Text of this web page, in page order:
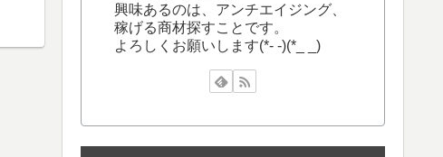
興味あるのは、アンチエイジング、
稼げる商材探すことです。
よろしくお願いします(*- -)(*_ _)